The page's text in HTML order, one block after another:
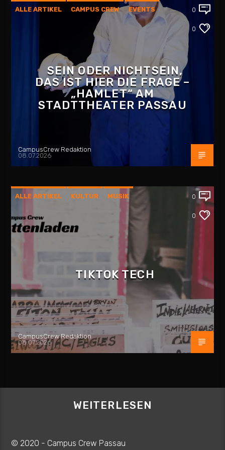
ALLE ARTIKEL CAMPUS CREW EVENTS 0
0
SEIN ODER NICHTSEIN,
DAS IST HIER DIE FRAGE –
„HAMLET“ AM
STADTTHEATER PASSAU
CampusCrew Redaktion
08.07.2026
ALLE ARTIKEL KULTUR MUSIK
PLATTENLADEN
0
0
TIKTOK TECH
CampusCrew Redaktion
08.07.2026
WEITERLESEN
© 2020 - Campus Crew Passau